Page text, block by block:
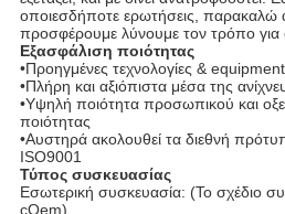
οποιεσδήποτε ερωτήσεις, παρακαλώ
προσφέρουμε λύνουμε τον τρόπο για
Εξασφάλιση ποιότητας
•Προηγμένες τεχνολογίες &
•Πλήρη και αξιόπιστα μέσα της
•Υψηλή ποιότητα προσωπικού και
ποιότητας
•Αυστηρά ακολουθεί τα διεθνή
ISO9001
Τύπος συσκευασίας
Εσωτερική συσκευασία: (Το σχέδιο
cOem)